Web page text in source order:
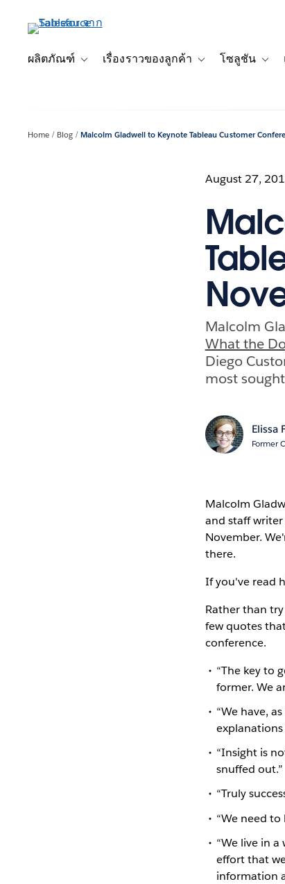
เนื้อหาผลิตภัณฑ์
Toggle sub-navigation for ผลิตภัณฑ์
เรื่องราวของลูกค้า
Toggle sub-
โซลูชัน
Home Blog Malcolm Gladwell to Keynote Tableau Customer
August 27,
Malcolm
What the
Diego
most
Elissa
Former
Malcolm
and staff
November.
there.
If you've read
Rather than
few quotes
conference.
“The key to
former. We
“We have,
“Insight is
snuffed out.”
“Truly
“We need
“We live in
effort that
information